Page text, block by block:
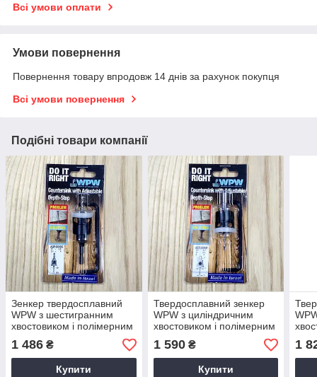
Всі умови оплати
Умови повернення
Повернення товару впродовж 14 днів за рахунок покупця
Всі умови повернення
Подібні товари компанії
Зенкер твердосплавний
WPW з шестигранним
хвостовиком і полімерним
обмежувачем D4,0/9,5
1 486 ₴
Купити
Твердосплавний зенкер
WPW з циліндричним
хвостовиком і полімерним
обмежувачем D3,2/9,5
1 590₴
Купити
1